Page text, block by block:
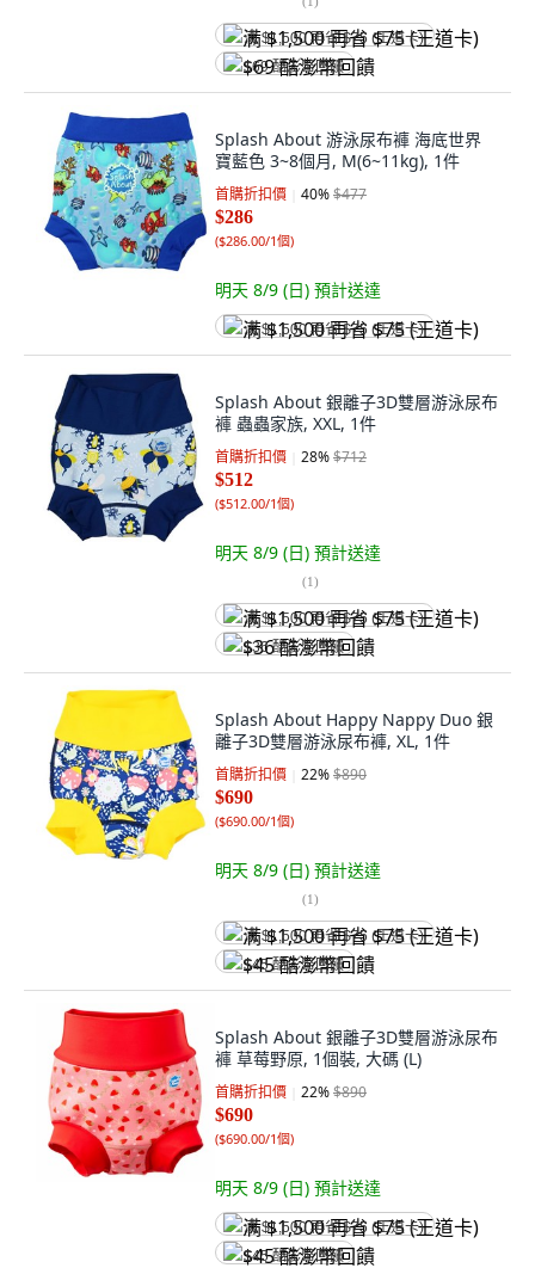
满 $1,500 再省 $75 (王道卡)
$69 酷澎幣回饋
Splash About 游泳尿布褲 海底世界
寶藍色 3~8個月, M(6~11kg), 1件
首購折扣價 40%$477
$286
($286.00/1個)
明天 8/9 (日) 預計送達
满 $1,500 再省 $75 (王道卡)
Splash About 銀離子3D雙層游泳尿布
褲 蟲蟲家族, XXL, 1件
首購折扣價 28%$712
$512
($512.00/1個)
明天 8/9 (日) 預計送達
(1)
满 $1,500 再省 $75 (王道卡)
$36 酷澎幣回饋
Splash About Happy Nappy Duo 銀
離子3D雙層游泳尿布褲, XL, 1件
首購折扣價 22%$890
$690
($690.00/1個)
明天 8/9 (日) 預計送達
(1)
满 $1,500 再省 $75 (王道卡)
$45 酷澎幣回饋
Splash About 銀離子3D雙層游泳尿布
褲 草莓野原, 1個裝, 大碼 (L)
首購折扣價 22%$890
$690
($690.00/1個)
明天 8/9 (日) 預計送達
满 $1,500 再省 $75 (王道卡)
$45 酷澎幣回饋